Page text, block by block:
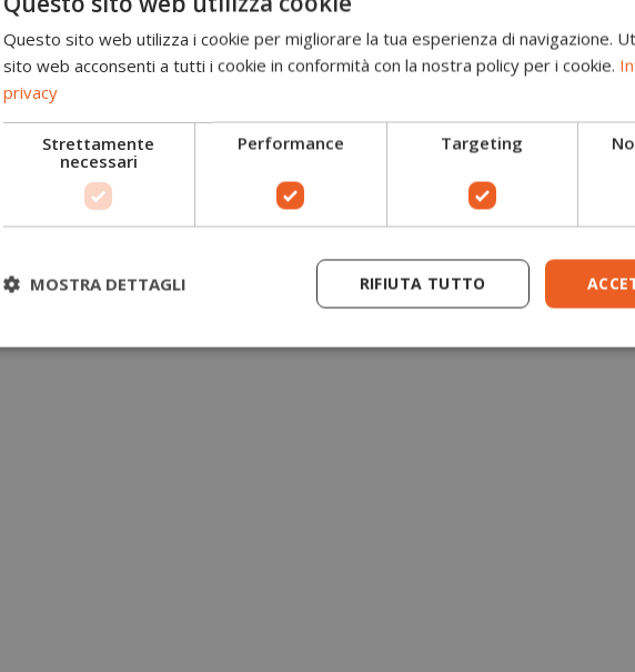
Scarponi antitaglio
Giacche forestali
+
Questo sito web utilizza i cookie per migliorare la tua esperienza di navigazione.
sito web acconsenti a tutti i cookie in conformità con la nostra policy per i cookie.
privacy
Strettamente
necessari
Performance Targeting
RIFIUTA TUTTO
MOSTRA DETTAGLI